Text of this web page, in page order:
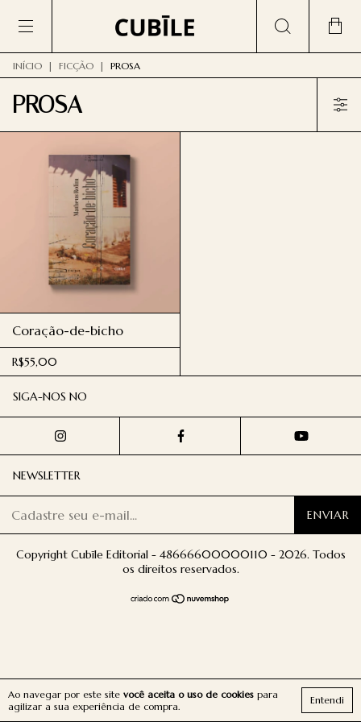
Ao navegar por este site você aceita o uso de cookies para
agilizar a sua experiência de compra.
Entendi
INÍCIO | FICÇÃO | PROSA
PROSA
Coração-de-bicho
R$55,00
SIGA-NOS NO
NEWSLETTER
Copyright Cubīle Editorial - 48666600000110 - 2026. Todos
os direitos reservados.